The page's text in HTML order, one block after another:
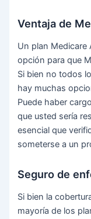
Ventaja de
Un plan Medicare
opción para que
Si bien no todos
hay muchas
Puede haber
que usted sería
esencial que
someterse a un
Seguro de
Si bien la
mayoría de los